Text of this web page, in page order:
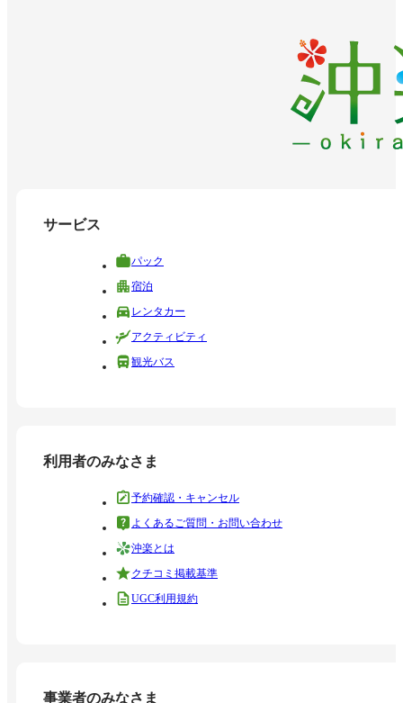
サービス
パック
宿泊
レンタカー
アクティビティ
観光バス
利用者のみなさま
予約確認・キャンセル
よくあるご質問・お問い合わせ
沖楽とは
クチコミ掲載基準
UGC利用規約
事業者のみなさま